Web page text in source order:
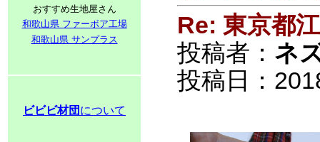
おすすめ生地屋さん
和歌山県 ファーボア工場
和歌山県 サンプラス
ビビビ材団 について
Re: 東京都
投稿者： ネ
投稿日：